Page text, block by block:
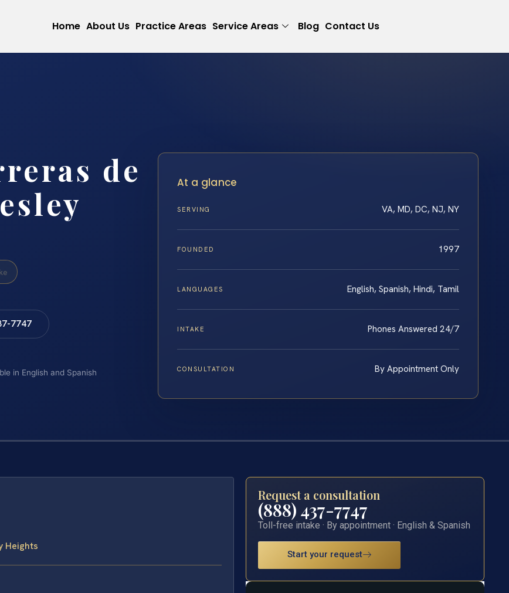
Home About Us Practice Areas Service Areas Blog Contact Us
de
7747
in English and Spanish
At a glance
SERVING VA, MD, DC, NJ, NY
FOUNDED 1997
LANGUAGES English, Spanish, Hindi, Tamil
INTAKE Phones Answered 24/7
CONSULTATION By Appointment Only
Heights
Request a consultation
(888) 437-7747
Toll-free intake · By appointment · English & Spanish
Start your request